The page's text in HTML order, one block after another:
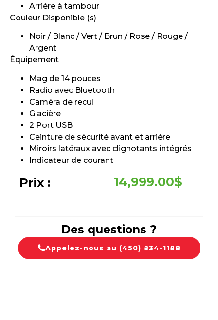
Arrière à tambour
Couleur Disponible (s)
Noir / Blanc / Vert / Brun / Rose / Rouge /
Argent
Équipement
Mag de 14 pouces
Radio avec Bluetooth
Caméra de recul
Glacière
2 Port USB
Ceinture de sécurité avant et arrière
Miroirs latéraux avec clignotants intégrés
Indicateur de courant
Prix : 14,999.00$
Des questions ?
Appelez-nous au (450) 834-1188